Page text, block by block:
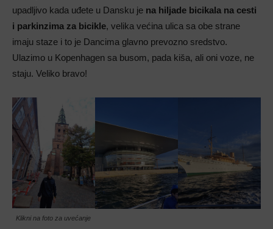
upadljivo kada uđete u Dansku je na hiljade bicikala na cesti
i parkinzima za bicikle, velika većina ulica sa obe strane
imaju staze i to je Dancima glavno prevozno sredstvo.
Ulazimo u Kopenhagen sa busom, pada kiša, ali oni voze, ne
staju. Veliko bravo!
Klikni na foto za uvećanje